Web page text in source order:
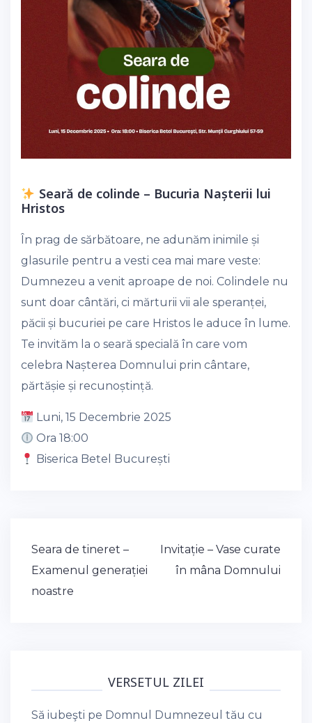
Seară de colinde – Bucuria Nașterii lui
Hristos
În prag de sărbătoare, ne adunăm inimile și
glasurile pentru a vesti cea mai mare veste:
Dumnezeu a venit aproape de noi. Colindele nu
sunt doar cântări, ci mărturii vii ale speranței,
păcii și bucuriei pe care Hristos le aduce în lume.
Te invităm la o seară specială în care vom
celebra Nașterea Domnului prin cântare,
părtășie și recunoștință.
Luni, 15 Decembrie 2025
Ora 18:00
Biserica Betel București
Post
navigation
Seara de tineret –
Examenul generației
noastre
Invitație – Vase curate
în mâna Domnului
VERSETUL ZILEI
Să iubeşti pe Domnul Dumnezeul tău cu